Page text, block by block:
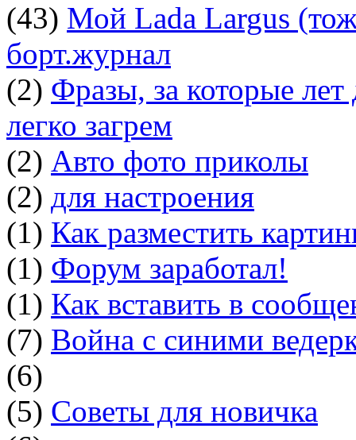
(43) Мой Lada Largus
борт.журнал
(2) Фразы, за которые
легко загрем
(2) Авто фото приколы
(2) для настроения
(1) Как разместить
(1) Форум заработал!
(1) Как вставить в
(7) Война с синими
(6)
(5) Советы для новичка